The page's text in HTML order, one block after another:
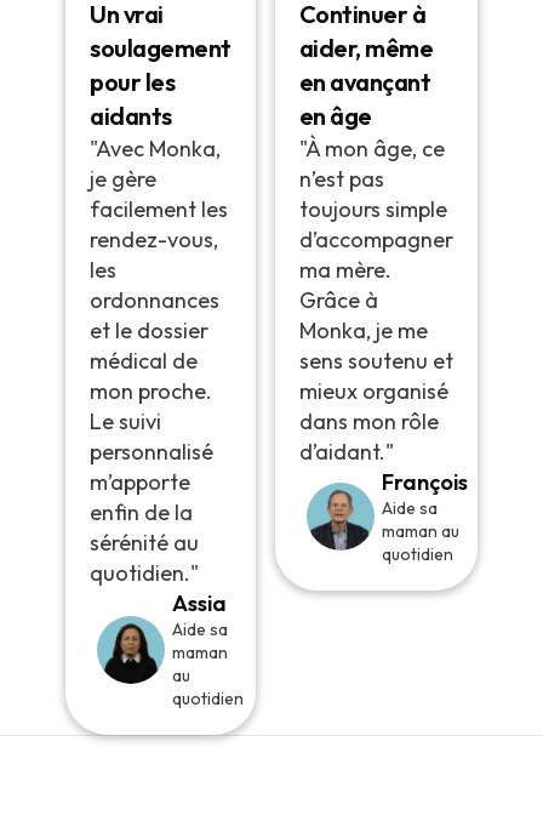
Un vrai
soulagement
pour les
aidants
"Avec Monka,
je gère
facilement les
rendez-vous,
les
ordonnances
et le dossier
médical de
mon proche.
Le suivi
personnalisé
m’apporte
enfin de la
sérénité au
quotidien."
Assia
Aide sa
maman
au
quotidien
Continuer à
aider, même
en avançant
en âge
"À mon âge, ce
n’est pas
toujours simple
d’accompagner
ma mère.
Grâce à
Monka, je me
sens soutenu et
mieux organisé
dans mon rôle
d’aidant."
François
Aide sa
maman au
quotidien